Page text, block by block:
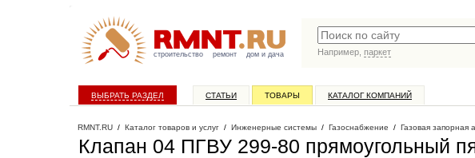
строительство ремонт дом и дача
Например, паркет
ВЫБРАТЬ РАЗДЕЛ СТАТЬИ ТОВАРЫ КАТАЛОГ КОМПАНИЙ
RMNT.RU / Каталог товаров и услуг / Инженерные системы / Газоснабжение / Газовая запорная
Клапан 04 ПГВУ 299-80 прямоугольный